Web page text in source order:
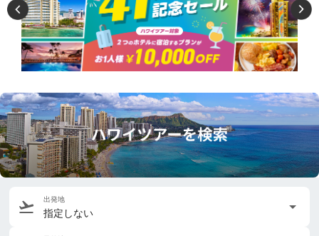
出発地
指定しない